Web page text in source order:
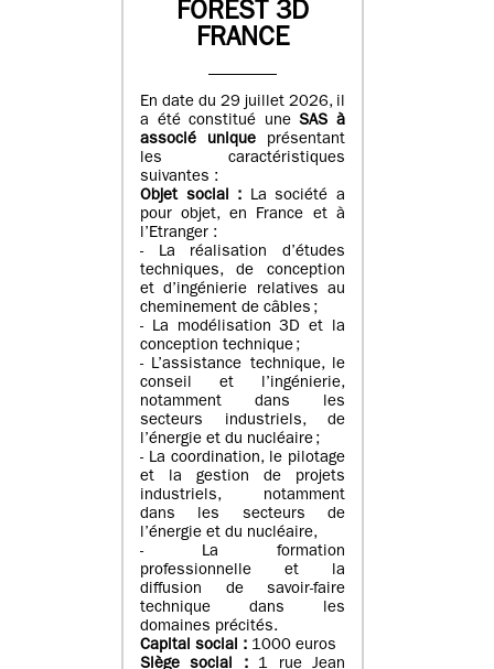
FOREST 3D
FRANCE
En date du 29 juillet 2026, il
a été constitué uneSAS à
associé unique présentant
les caractéristiques
suivantes :
Objet social : La société a
pour objet, en France et à
l’Etranger :
- La réalisation d’études
techniques, de conception
et d’ingénierie relatives au
cheminement de câbles ;
- La modélisation 3D et la
conception technique ;
- L’assistance technique, le
conseil et l’ingénierie,
notamment dans les
secteurs industriels, de
l’énergie et du nucléaire ;
- La coordination, le pilotage
et la gestion de projets
industriels, notamment
dans les secteurs de
l’énergie et du nucléaire,
- La formation
professionnelle et la
diffusion de savoir-faire
technique dans les
domaines précités.
Capital social : 1000 euros
Siège social :1 rue Jean